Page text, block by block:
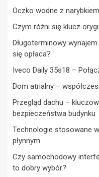
Oczko wodne z
Czym różni się klucz
Długoterminowy
się opłaca?
Iveco Daily 35s18 –
Dom atrialny –
Przegląd dachu –
bezpieczeństwa budynku
Technologie stosowane
płynnym
Czy samochodowy
to dobry wybór?